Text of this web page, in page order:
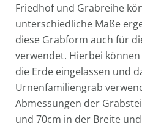
Friedhof und Grabreihe
unterschiedliche Maße
diese Grabform auch für
verwendet. Hierbei
die Erde eingelassen und
Urnenfamiliengrab
Abmessungen der
und 70cm in der Breite